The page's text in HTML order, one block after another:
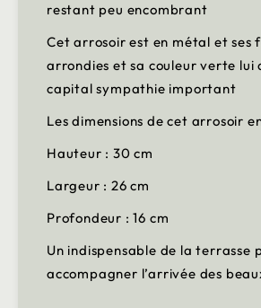
restant peu encombrant
Cet arrosoir est en métal et ses
arrondies et sa couleur verte lui
capital sympathie important
Les dimensions de cet arrosoir
Hauteur : 30 cm
Largeur : 26 cm
Profondeur : 16 cm
Un indispensable de la terrasse
accompagner l’arrivée des